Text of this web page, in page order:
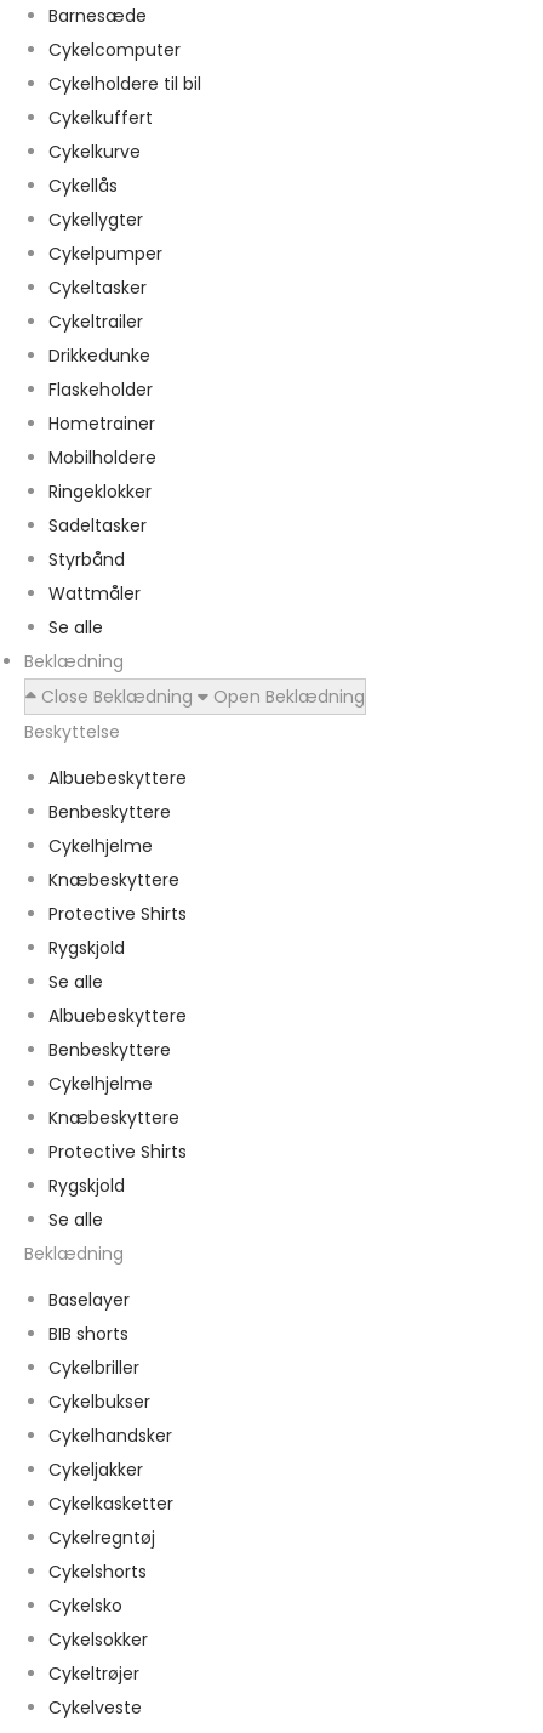
Barnesæde
Cykelcomputer
Cykelholdere til bil
Cykelkuffert
Cykelkurve
Cykellås
Cykellygter
Cykelpumper
Cykeltasker
Cykeltrailer
Drikkedunke
Flaskeholder
Hometrainer
Mobilholdere
Ringeklokker
Sadeltasker
Styrbånd
Wattmåler
Se alle
Beklædning
Close Beklædning
Open Beklædning
Beskyttelse
Albuebeskyttere
Benbeskyttere
Cykelhjelme
Knæbeskyttere
Protective Shirts
Rygskjold
Se alle
Albuebeskyttere
Benbeskyttere
Cykelhjelme
Knæbeskyttere
Protective Shirts
Rygskjold
Se alle
Beklædning
Baselayer
BIB shorts
Cykelbriller
Cykelbukser
Cykelhandsker
Cykeljakker
Cykelkasketter
Cykelregntøj
Cykelshorts
Cykelsko
Cykelsokker
Cykeltrøjer
Cykelveste